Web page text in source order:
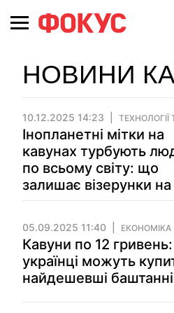
НОВИНИ
10.12.2025 14:23 ТЕХНОЛОГІЇ
Інопланетні мітки на
кавунах турбують
по всьому світу: що
залишає візерунки на
05.09.2025 11:40 ЕКОНОМІКА
Кавуни по 12
українці можуть
найдешевші баштанні